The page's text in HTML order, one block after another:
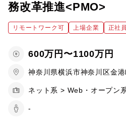
務改革推進<PMO>
リモートワーク可 上場企業 正社員
600万円〜1100万円
神奈川県横浜市神奈川区金
ネット系 > Web・オープン
-